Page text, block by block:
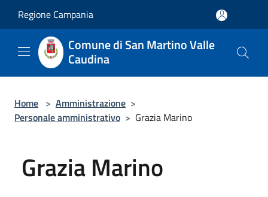
Regione Campania
Comune di San Martino Valle
Caudina
Home > Amministrazione >
Personale amministrativo > Grazia Marino
Grazia Marino